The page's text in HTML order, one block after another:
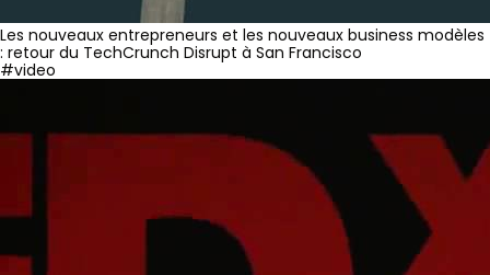
Les nouveaux entrepreneurs et les nouveaux business modèles
: retour du TechCrunch Disrupt à San Francisco
#video